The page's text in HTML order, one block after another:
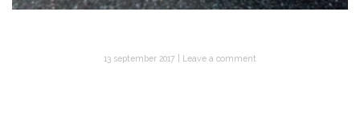
13 september 2017 Leave a comment